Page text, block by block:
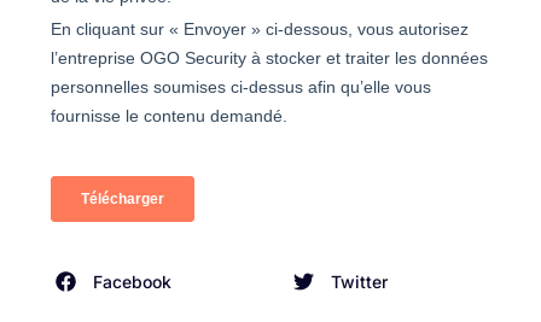
Facebook Twitter